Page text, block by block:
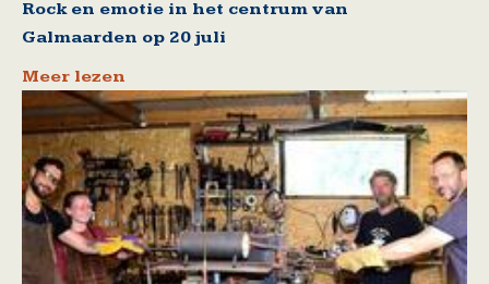
Rock en emotie in het centrum van
Galmaarden op 20 juli
Meer lezen